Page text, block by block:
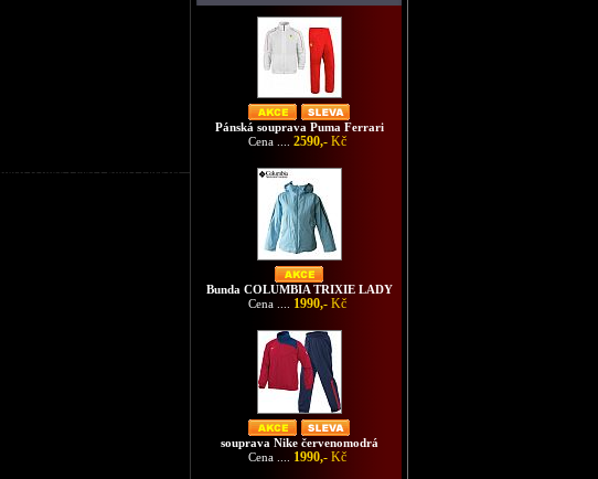
Dámská vesta Puma Ferrari
Pánská souprava Puma Ferrari
Cena .... 2590,- Kč
Bunda COLUMBIA TRIXIE LADY
Cena .... 1990,- Kč
souprava Nike červenomodrá
Cena .... 1990,- Kč